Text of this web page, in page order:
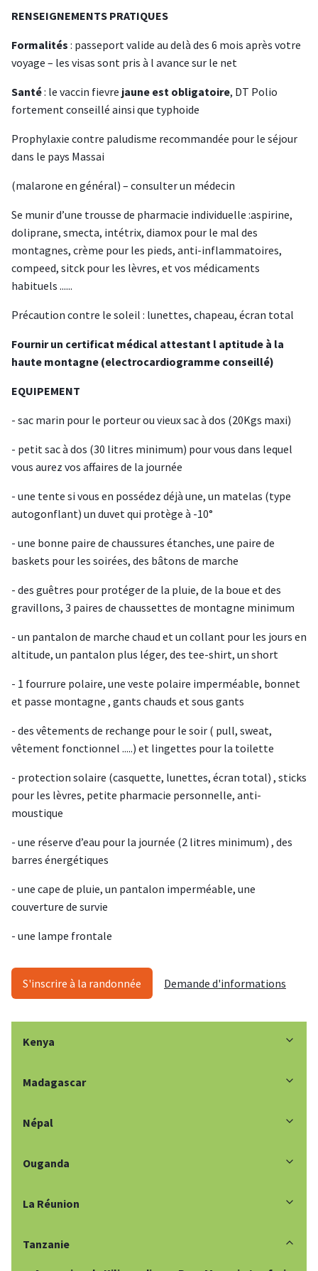
RENSEIGNEMENTS PRATIQUES
Formalités : passeport valide au delà des 6 mois après votre
voyage – les visas sont pris à l avance sur le net
Santé: le vaccin fievre jaune est obligatoire, DT Polio
fortement conseillé ainsi que typhoide
Prophylaxie contre paludisme recommandée pour le séjour
dans le pays Massai
(malarone en général) – consulter un médecin
Se munir d’une trousse de pharmacie individuelle :aspirine,
doliprane, smecta, intétrix, diamox pour le mal des
montagnes, crème pour les pieds, anti-inflammatoires,
compeed, sitck pour les lèvres, et vos médicaments
habituels ......
Précaution contre le soleil : lunettes, chapeau, écran total
Fournir un certificat médical attestant l aptitude à la
haute montagne (electrocardiogramme conseillé)
EQUIPEMENT
- sac marin pour le porteur ou vieux sac à dos (20Kgs maxi)
- petit sac à dos (30 litres minimum) pour vous dans lequel
vous aurez vos affaires de la journée
- une tente si vous en possédez déjà une, un matelas (type
autogonflant) un duvet qui protège à -10°
- une bonne paire de chaussures étanches, une paire de
baskets pour les soirées, des bâtons de marche
- des guêtres pour protéger de la pluie, de la boue et des
gravillons, 3 paires de chaussettes de montagne minimum
- un pantalon de marche chaud et un collant pour les jours en
altitude, un pantalon plus léger, des tee-shirt, un short
- 1 fourrure polaire, une veste polaire imperméable, bonnet
et passe montagne , gants chauds et sous gants
- des vêtements de rechange pour le soir ( pull, sweat,
vêtement fonctionnel .....) et lingettes pour la toilette
- protection solaire (casquette, lunettes, écran total) , sticks
pour les lèvres, petite pharmacie personnelle, anti-
moustique
- une réserve d’eau pour la journée (2 litres minimum) , des
barres énergétiques
- une cape de pluie, un pantalon imperméable, une
couverture de survie
- une lampe frontale
S'inscrire à la randonnée Demande d'informations
Kenya
Madagascar
Népal
Ouganda
La Réunion
Tanzanie